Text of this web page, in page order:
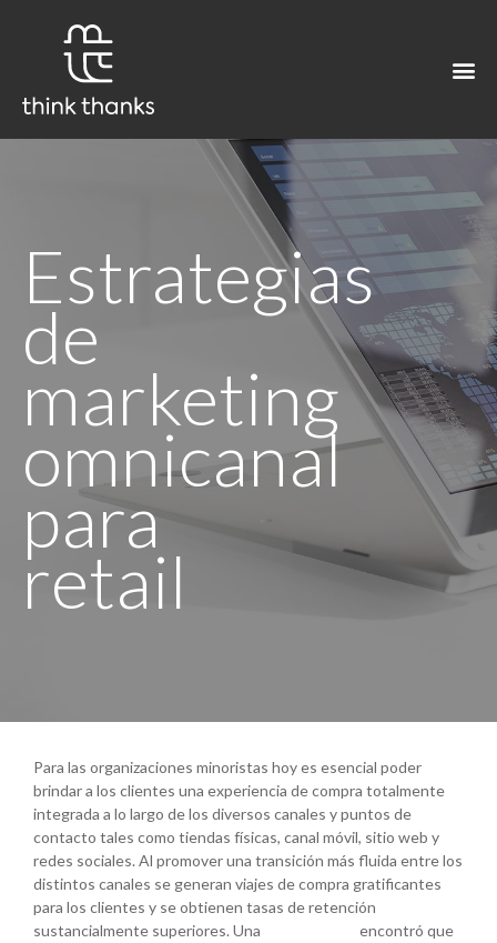
Estrategias
de
marketing
omnicanal
para
retail
Para las organizaciones minoristas hoy es esencial poder
brindar a los clientes una experiencia de compra totalmente
integrada a lo largo de los diversos canales y puntos de
contacto tales como tiendas físicas, canal móvil, sitio web y
redes sociales. Al promover una transición más fluida entre los
distintos canales se generan viajes de compra gratificantes
para los clientes y se obtienen tasas de retención
sustancialmente superiores. Una
encontró que